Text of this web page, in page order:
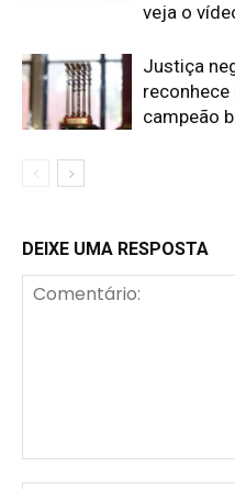
veja o
Justiça
campeão
DEIXE UMA RESPOSTA